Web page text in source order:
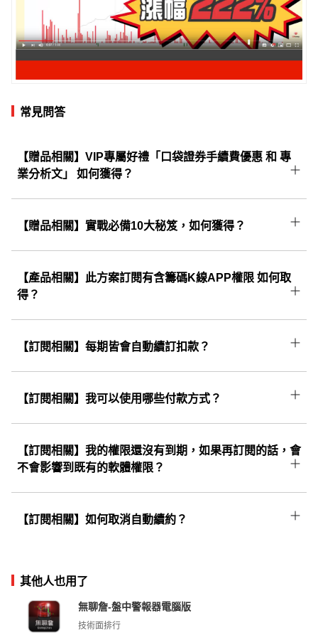
常見問答
【贈品相關】VIP專屬好禮「口袋證券手續費優惠 和 專
業分析文」 如何獲得？
將由系統自動寄送至購買時填寫的Email，請至
信箱中找到信件主旨為： 【 CMoney理財寶權限
【贈品相關】實戰必備10大秘笈，如何獲得？
成功訂閱後將由系統自動寄送至您購買時填寫的
E-mail，請至信箱中找到信件主旨為：
【CMoney理財寶權限開通通知】的這一封信，
【產品相關】此方案訂閱有含籌碼K線APP權限 如何取
得？
購買完成後將同步開通籌碼K線APP權限；若您
尚未下載APP，請至手機商店頁搜尋「股市籌碼
【訂閱相關】每期皆會自動續訂扣款？
訂閱制為方案到期後「自動續訂」，依首次消費
信用卡於「到期日自動扣款續訂」。訂閱制度可
【訂閱相關】我可以使用哪些付款方式？
一律使用信用卡付費，若為首次訂購需麻煩您輸
入相關資料，資料絕不會有外洩的風險，請您放
心。
【訂閱相關】我的權限還沒有到期，如果再訂閱的話，會
不會影響到既有的軟體權限？
不會影響到既有的軟體權限。只要「使用同個帳
號」進行購買，既有的權限會往後遞延，不會覆
【訂閱相關】如何取消自動續約？
其他人也用了
無聊詹-盤中警報器電腦版
技術面排行